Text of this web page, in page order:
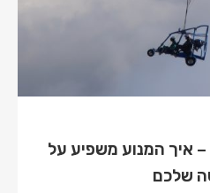
איך המנוע משפיע על
שלכם